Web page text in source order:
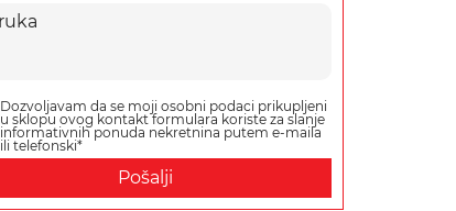
Dozvoljavam da se moji osobni podaci prikupljeni
u sklopu ovog kontakt formulara koriste za slanje
informativnih ponuda nekretnina putem e-maila
ili telefonski*
Pošalji